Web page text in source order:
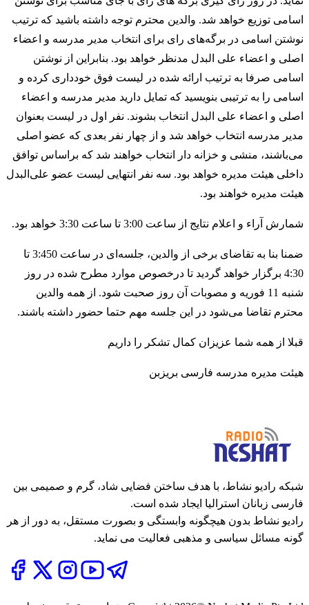
اسامی توزیع خواهد شد. والدین محترم توجه داشته باشید که ترتیب
نوشتن اسامی در برگه‌های رای برای انتخاب مدیر مدرسه و اعضاء
اصلی و اعضاء علی البدل مدنظر خواهد بود. بنابراین از نوشتن
اسامی صرفا به ترتیب ارائه شده در لیست فوق خودداری کرده و
اسامی را به ترتیبی بنویسید که تمایل دارید مدیر مدرسه و اعضاء
اصلی و اعضاء علی البدل انتخاب بشوند. نفر اول در لیست بعنوان
مدیر مدرسه انتخاب خواهد شد و از چهار نفر بعدی که عضو اصلی
می‌باشند، منشی و خزانه دار انتخاب خواهند شد که براساس توافق
داخلی هیئت مدیره خواهد بود. سه نفر انتهایی لیست عضو علی‌البدل
هیئت مدیره خواهند بود.
شمارش آراء و اعلام نتایج از ساعت 3:00 تا ساعت 3:30 خواهد بود.
ضمنا بنا به تقاضای برخی از والدین، جلسه‌ای در ساعت 3:450 تا
4:30 برگزار خواهد گردید تا درخصوص موارد مطرح شده در روز
شنبه 11 فوریه و مصوبات آن روز صحبت شود. از همه والدین
محترم تقاضا می‌شود در این جلسه مهم حتما حضور داشته باشند.
قبلا از همه شما عزیزان کمال تشکر را داریم
هیئت مدیره مدرسه فارسی بریزبن
شبکه رادیو نشاط، با هدف ساختن فضایی شاد، گرم و صمیمی بین
فارسی زبانان استرالیا ایجاد شده است.
رادیو نشاط بدون هیچگونه وابستگی و بصورت مستقل، به دور از هر
گونه مسائل سیاسی و مذهبی فعالیت می نماید.